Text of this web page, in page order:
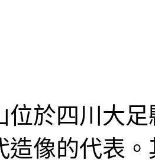
四川大足
造像的代表